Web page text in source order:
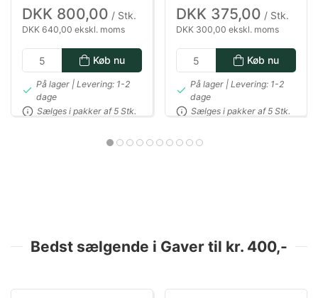
DKK 800,00 / Stk.
DKK 640,00 ekskl. moms
Køb nu
På lager | Levering: 1-2
dage
Sælges i pakker af 5 Stk.
DKK 375,00 / Stk.
DKK 300,00 ekskl. moms
Køb nu
På lager | Levering: 1-2
dage
Sælges i pakker af 5 Stk.
Bedst sælgende i Gaver til kr. 400,-